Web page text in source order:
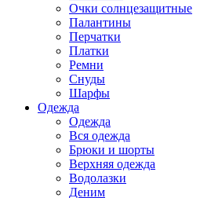
Очки солнцезащитные
Палантины
Перчатки
Платки
Ремни
Снуды
Шарфы
Одежда
Одежда
Вся одежда
Брюки и шорты
Верхняя одежда
Водолазки
Деним